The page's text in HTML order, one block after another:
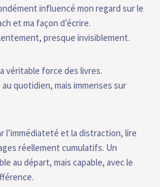
influencé mon regard sur le
et ma façon d’écrire.
presque invisiblement.
véritable force des livres.
quotidien, mais immenses sur
l’immédiateté et la distraction, lire
réellement cumulatifs. Un
au départ, mais capable, avec le